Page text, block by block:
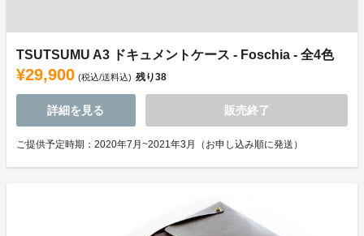
TSUTSUMU A3 ドキュメントケース - Foschia - 全4色
¥29,900 (税込/送料込) 残り38
詳細を見る 販売終了
ご提供予定時期：2020年7月~2021年3月（お申し込み順に発送）